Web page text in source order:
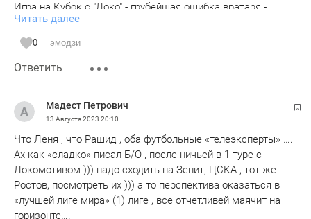
Игра на Кубок с "Локо" - грубейшая ошибка вратаря -
поражение. Вот так - есть конкретные виновники,
допустившие ошибки, повлиявшие на результаты. Так что
Читать далее
0 эмодзи
Ответить
Мадест Петрович
13 Августа 2023 20:10
Что Леня , что Рашид , оба футбольные «телеэксперты» ….
Ах как «сладко» писал Б/О , после ничьей в 1 туре с
Локомотивом ))) надо сходить на Зенит, ЦСКА , тот же
Ростов, посмотреть их ))) а то перспектива оказаться в
«лучшей лиге мира» (1) лиге , все отчетливей маячит на
горизонте….